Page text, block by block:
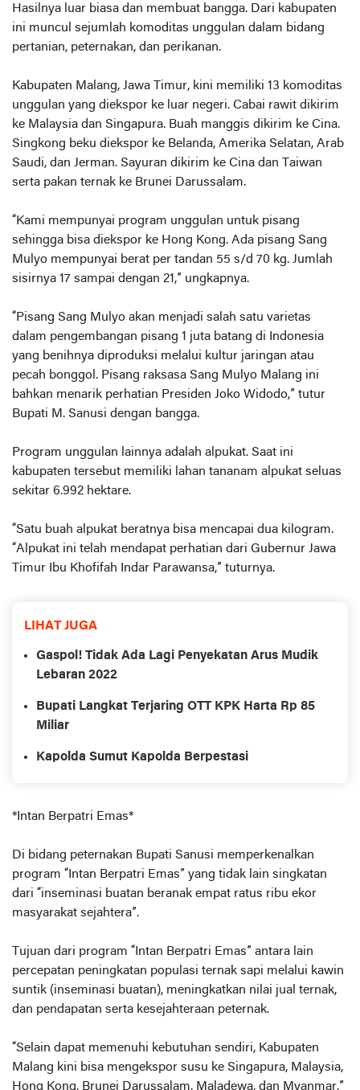
Hasilnya luar biasa dan membuat bangga. Dari kabupaten
ini muncul sejumlah komoditas unggulan dalam bidang
pertanian, peternakan, dan perikanan.
Kabupaten Malang, Jawa Timur, kini memiliki 13 komoditas
unggulan yang diekspor ke luar negeri. Cabai rawit dikirim
ke Malaysia dan Singapura. Buah manggis dikirim ke Cina.
Singkong beku diekspor ke Belanda, Amerika Selatan, Arab
Saudi, dan Jerman. Sayuran dikirim ke Cina dan Taiwan
serta pakan ternak ke Brunei Darussalam.
“Kami mempunyai program unggulan untuk pisang
sehingga bisa diekspor ke Hong Kong. Ada pisang Sang
Mulyo mempunyai berat per tandan 55 s/d 70 kg. Jumlah
sisirnya 17 sampai dengan 21,” ungkapnya.
“Pisang Sang Mulyo akan menjadi salah satu varietas
dalam pengembangan pisang 1 juta batang di Indonesia
yang benihnya diproduksi melalui kultur jaringan atau
pecah bonggol. Pisang raksasa Sang Mulyo Malang ini
bahkan menarik perhatian Presiden Joko Widodo,” tutur
Bupati M. Sanusi dengan bangga.
Program unggulan lainnya adalah alpukat. Saat ini
kabupaten tersebut memiliki lahan tananam alpukat seluas
sekitar 6.992 hektare.
“Satu buah alpukat beratnya bisa mencapai dua kilogram.
“Alpukat ini telah mendapat perhatian dari Gubernur Jawa
Timur Ibu Khofifah Indar Parawansa,” tuturnya.
LIHAT JUGA
Gaspol! Tidak Ada Lagi Penyekatan Arus Mudik
Lebaran 2022
Bupati Langkat Terjaring OTT KPK Harta Rp 85
Miliar
Kapolda Sumut Kapolda Berpestasi
*Intan Berpatri Emas*
Di bidang peternakan Bupati Sanusi memperkenalkan
program “Intan Berpatri Emas” yang tidak lain singkatan
dari “inseminasi buatan beranak empat ratus ribu ekor
masyarakat sejahtera”.
Tujuan dari program “Intan Berpatri Emas” antara lain
percepatan peningkatan populasi ternak sapi melalui kawin
suntik (inseminasi buatan), meningkatkan nilai jual ternak,
dan pendapatan serta kesejahteraan peternak.
“Selain dapat memenuhi kebutuhan sendiri, Kabupaten
Malang kini bisa mengekspor susu ke Singapura, Malaysia,
Hong Kong, Brunei Darussalam, Maladewa, dan Myanmar,”